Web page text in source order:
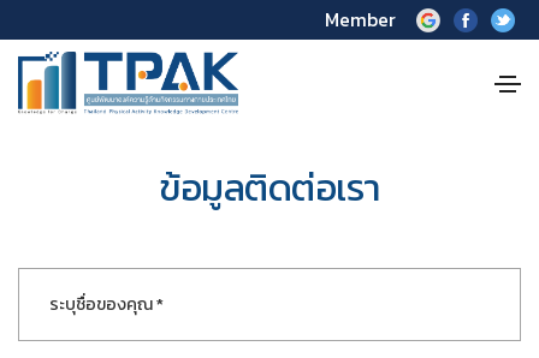
Member
ข้อมูลติดต่อเรา